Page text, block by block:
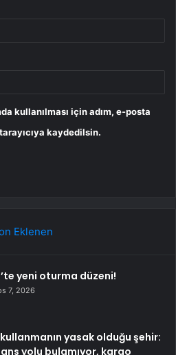
kullanılması için adım, e-posta
kaydedilsin.
Eklenen
yeni oturma düzeni!
7, 2026
yasak olduğu şehir:
yolu bulamıyor, kargo